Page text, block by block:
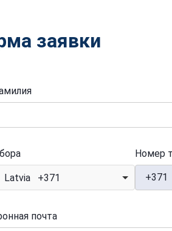
заявки
Latvia +371
Номер
+371
почта